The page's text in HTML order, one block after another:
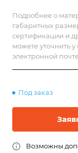
Подробнее о
габаритных
сертификации и
можете уточнить
электронной
Под заказ
Возможны